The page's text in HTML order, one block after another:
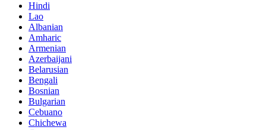
Hindi
Lao
Albanian
Amharic
Armenian
Azerbaijani
Belarusian
Bengali
Bosnian
Bulgarian
Cebuano
Chichewa